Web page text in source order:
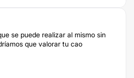
se puede realizar al mismo sin
que valorar tu cao